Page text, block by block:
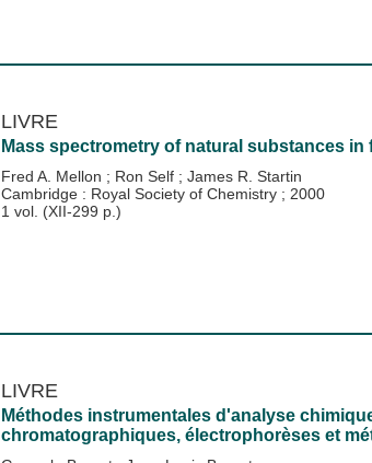
LIVRE
Mass spectrometry of natural substances in
Fred A. Mellon ; Ron Self ; James R. Startin
Cambridge : Royal Society of Chemistry ; 2000
1 vol. (XII-299 p.)
LIVRE
Méthodes instrumentales d'analyse
chromatographiques, électrophorèses et